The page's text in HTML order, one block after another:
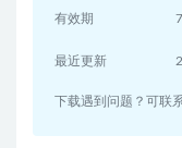
有效期
最近更新
下载遇到问题？可联